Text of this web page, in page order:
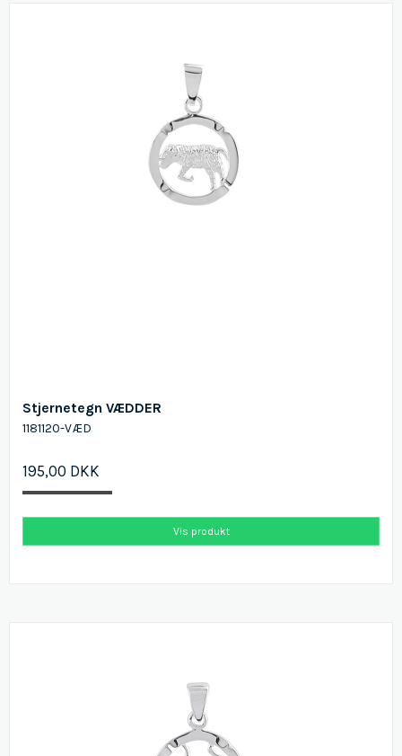
Stjernetegn VÆDDER
1181120-VÆD
195,00 DKK
Vis produkt